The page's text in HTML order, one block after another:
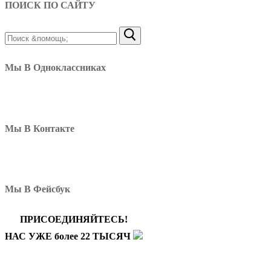
ПОИСК ПО САЙТУ
Найти:
Мы В Одноклассниках
Мы В Контакте
Мы В Фейсбук
ПРИСОЕДИНЯЙТЕСЬ!
НАС УЖЕ более 22 ТЫСЯЧ